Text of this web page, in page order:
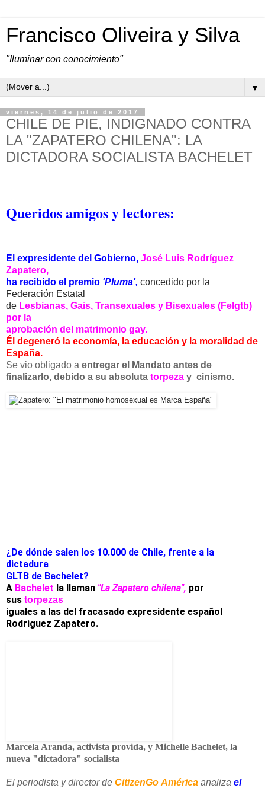
Francisco Oliveira y Silva
"Iluminar con conocimiento"
▼
viernes, 14 de julio de 2017
CHILE DE PIE, INDIGNADO CONTRA
LA "ZAPATERO CHILENA": LA
DICTADORA SOCIALISTA BACHELET
Queridos amigos y lectores:
El expresidente del Gobierno, José Luis Rodríguez
Zapatero,
ha recibido el premio 'Pluma', concedido por la
Federación Estatal
de Lesbianas, Gais, Transexuales y Bisexuales (Felgtb)
por la
aprobación del matrimonio gay.
Él degeneró la economía, la educación y la moralidad de
España.
Se vio obligado a entregar el Mandato antes de
finalizarlo, debido a su absoluta torpeza y cinismo.
¿De dónde salen los 10.000 de Chile, frente a la
dictadura
GLTB de Bachelet?
A Bachelet la llaman "La Zapatero chilena", por
sus torpezas
iguales a las del fracasado expresidente español
Rodriguez Zapatero.
Marcela Aranda, activista provida, y Michelle Bachelet, la
nueva "dictadora" socialista
El periodista y director de CitizenGo América analiza el